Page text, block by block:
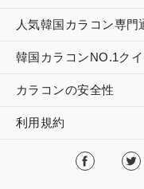
人気韓国カラコン専門
韓国カラコンNO.1ク
カラコンの安全性
利用規約